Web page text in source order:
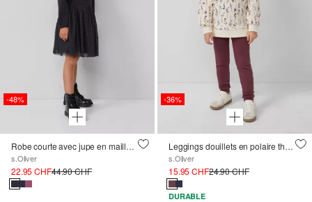
-48%
Robe courte avec jupe en maille et imprimé pailleté
s.Oliver
22.95 CHF44.90 CHF
-36%
Leggings douillets en polaire thermique avec imprimé pailleté
s.Oliver
15.95 CHF24.90 CHF
DURABLE